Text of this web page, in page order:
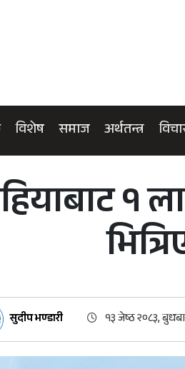
विशेष समाज अर्थतन्त्र
१
सुदीप भण्डारी १३ जेष्ठ २०८३,